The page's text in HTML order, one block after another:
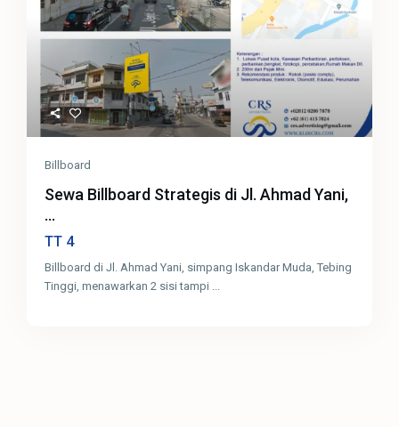
Billboard
Sewa Billboard Strategis di Jl. Ahmad Yani,
...
TT 4
Billboard di Jl. Ahmad Yani, simpang Iskandar Muda, Tebing
Tinggi, menawarkan 2 sisi tampi ...